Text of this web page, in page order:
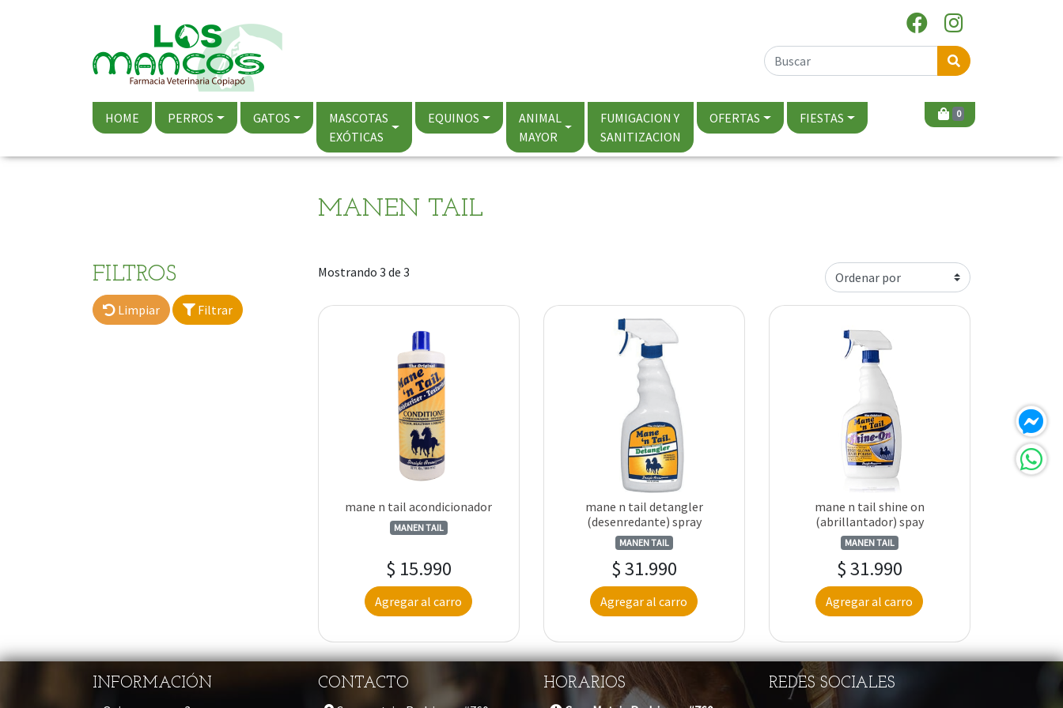
HOME PERROS GATOS
MASCOTAS
EXÓTICAS
EQUINOS
ANIMAL
MAYOR
FUMIGACION Y
SANITIZACION
OFERTAS FIESTAS 0
MANEN TAIL
FILTROS
Limpiar Filtrar
Mostrando 3 de 3
mane n tail acondicionador
MANEN TAIL
$ 15.990
Agregar al carro
mane n tail detangler
(desenredante) spray
MANEN TAIL
$ 31.990
Agregar al carro
mane n tail shine on
(abrillantador) spay
MANEN TAIL
$ 31.990
Agregar al carro
INFORMACIÓN
CONTACTO
HORARIOS
REDES SOCIALES